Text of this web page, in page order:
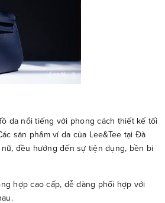
da nổi tiếng với phong cách thiết kế tối
sản phẩm ví da của Lee&Tee tại Đà
đều hướng đến sự tiện dụng, bền bỉ
hợp cao cấp, dễ dàng phối hợp với